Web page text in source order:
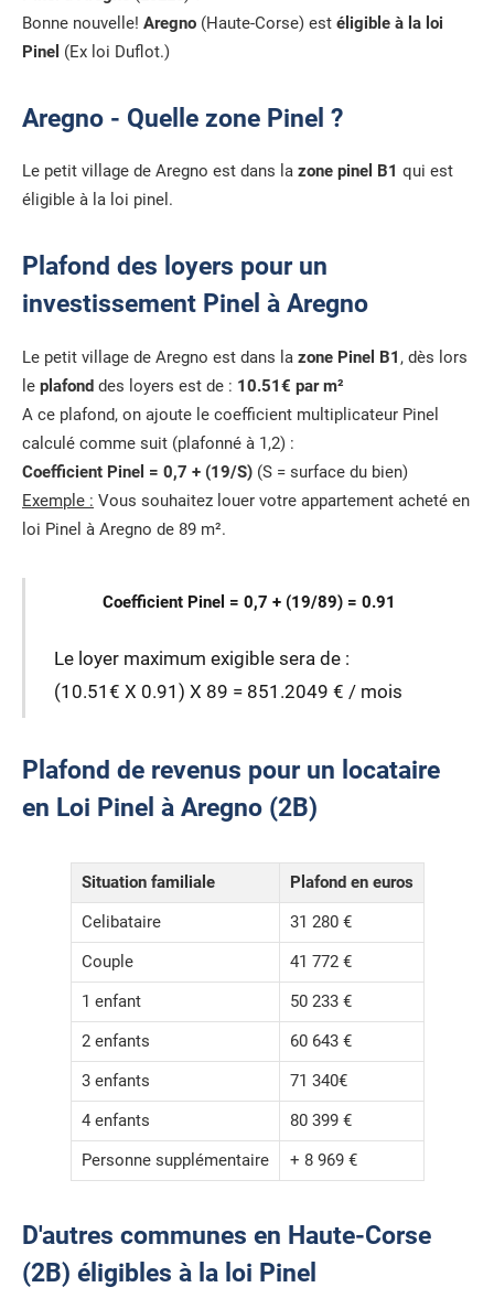
Bonne nouvelle! Aregno (Haute-Corse) est éligible à la loi
Pinel (Ex loi Duflot.)
Aregno - Quelle zone Pinel ?
Le petit village de Aregno est dans la zone pinel B1 qui est
éligible à la loi pinel.
Plafond des loyers pour un
investissement Pinel à Aregno
Le petit village de Aregno est dans la zone Pinel B1 , dès lors
le plafond des loyers est de : 10.51€ par m²
A ce plafond, on ajoute le coefficient multiplicateur Pinel
calculé comme suit (plafonné à 1,2) :
Coefficient Pinel = 0,7 + (19/S) (S = surface du bien)
Exemple : Vous souhaitez louer votre appartement acheté en
loi Pinel à Aregno de 89 m².
Coefficient Pinel = 0,7 + (19/89) = 0.91
Le loyer maximum exigible sera de :
(10.51€ X 0.91) X 89 = 851.2049 € / mois
Plafond de revenus pour un locataire
en Loi Pinel à Aregno (2B)
Situation familiale
Plafond en euros
Celibataire
31 280 €
Couple
41 772 €
1 enfant
50 233 €
2 enfants
60 643 €
3 enfants
71 340€
4 enfants
80 399 €
Personne supplémentaire
+ 8 969 €
D'autres communes en Haute-Corse
(2B) éligibles à la loi Pinel